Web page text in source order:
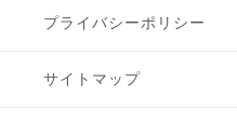
プライバシーポリシー
サイトマップ